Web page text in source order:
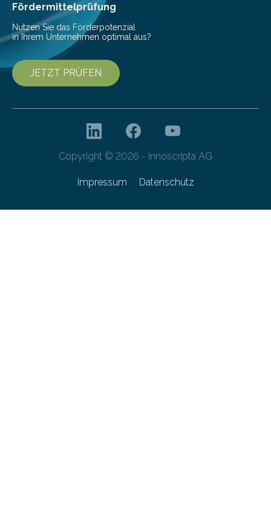
Fördermittelprüfung
Nutzen Sie das Förderpotenzial
in Ihrem Unternehmen optimal aus?
JETZT PRÜFEN
Copyright © 2026 - innoscripta AG
Impressum Datenschutz